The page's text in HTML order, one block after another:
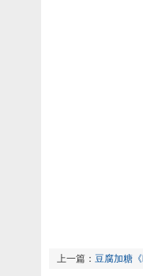
上一篇： 豆腐加糖